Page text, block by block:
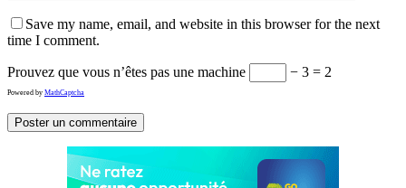
Save my name, email, and website in this browser for the next
time I comment.
Prouvez que vous n’êtes pas une machine − 3 = 2
Powered by MathCaptcha